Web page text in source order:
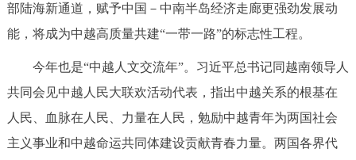
部陆海新通道，赋予中国－中南半岛经济走廊更强劲发展动
能，将成为中越高质量共建“一带一路”的标志性工程。
今年也是“中越人文交流年”。习近平总书记同越南领导人
共同会见中越人民大联欢活动代表，指出中越关系的根基在
人民、血脉在人民、力量在人民，勉励中越青年为两国社会
主义事业和中越命运共同体建设贡献青春力量。两国各界代